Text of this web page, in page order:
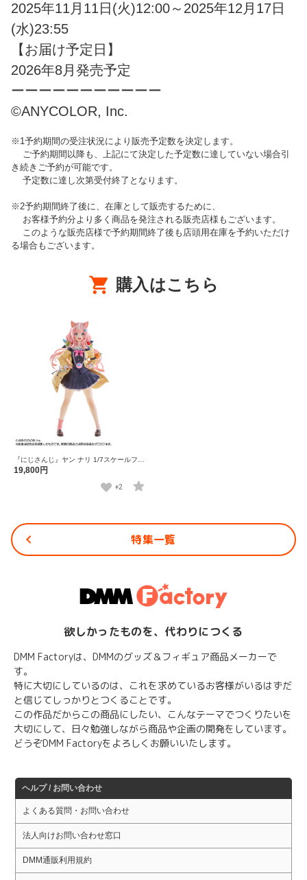
2025年11月11日(火)12:00～2025年12月17日
(水)23:55
【お届け予定日】
2026年8月発売予定
ーーーーーーーーーーー
©ANYCOLOR, Inc.
※1予約期間の受注状況により販売予定数を決定します。
ご予約期間以降も、上記にて決定した予定数に達していない場合引
き続きご予約が可能です。
予定数に達し次第受付終了となります。
※2予約期間終了後に、在庫として販売するために、
お客様予約分より多く商品を発注される販売店様もございます。
このような販売店様で予約期間終了後も店頭用在庫を予約いただけ
る場合もございます。
購入はこちら
『にじさんじ』ヤン ナリ 1/7スケールフィ
ギュア
19,800円
+2
特集一覧
欲しかったものを、代わりにつくる
DMM Factoryは、DMMのグッズ＆フィギュア商品メーカーで
す。
特に大切にしているのは、これを求めているお客様がいるはずだ
と信じてしっかりとつくることです。
この作品だからこの商品にしたい、こんなテーマでつくりたいを
大切にして、日々勉強しながら商品や企画の開発をしています。
どうぞDMM Factoryをよろしくお願いいたします。
ヘルプ / お問い合わせ
よくある質問・お問い合わせ
法人向けお問い合わせ窓口
DMM通販利用規約